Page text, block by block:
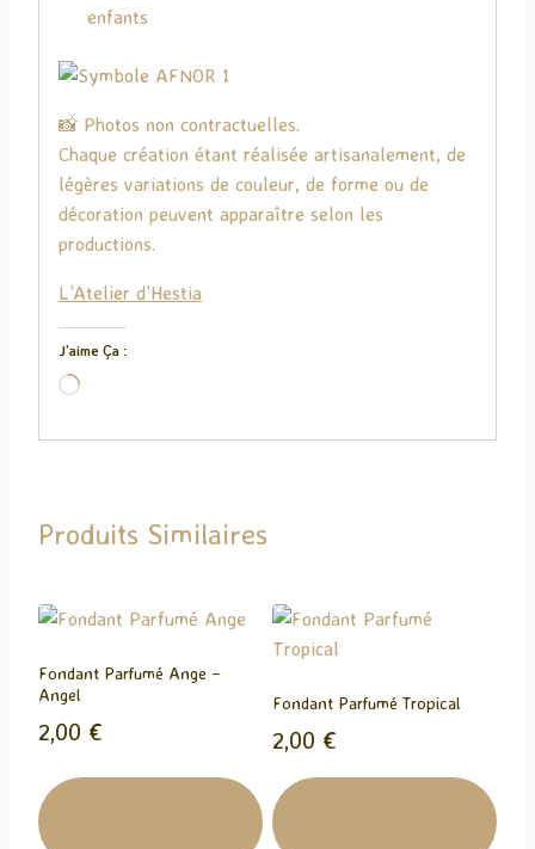
enfants
📸 Photos non contractuelles.
Chaque création étant réalisée artisanalement, de
légères variations de couleur, de forme ou de
décoration peuvent apparaître selon les
productions.
L’Atelier d’Hestia
J’aime Ça :
C
a
e
n
…
Produits Similaires
Fondant Parfumé Ange –
Angel
2,00 €
Fondant Parfumé Tropical
2,00 €